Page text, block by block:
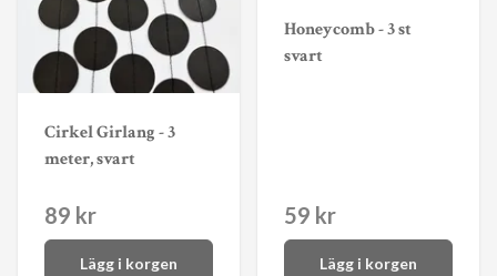
Cirkel Girlang - 3
meter, svart
89 kr
Lägg i korgen
Honeycomb - 3 st
svart
59 kr
Lägg i korgen